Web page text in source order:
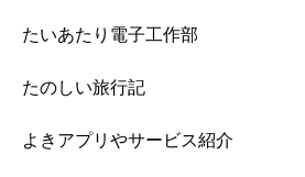
たいあたり電子工作部
たのしい旅行記
よきアプリやサービス紹介